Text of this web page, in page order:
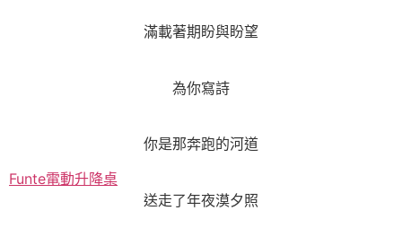
滿載著期盼與盼望
為你寫詩
你是那奔跑的河道
Funte電動升降桌
送走了年夜漠夕照